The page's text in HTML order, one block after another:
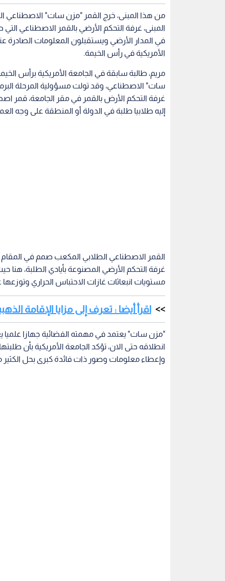
من هذا المبنى، خرج القمر "مزن سات" الاصطناعي
المبنى، غرفة التحكم الأرضي بالقمر الاصطناعي
في المدار الأرضي ويستقبلون المعلومات الصادرة
الأمريكية في رأس الخيمة.
مريم، طالبة سابقة في الجامعة الأمريكية برأس
سات" الاصطناعي، وقد تولت مسؤولية المرحلة
غرفة التحكم الأرض بالقمر في مقر الجامعة، قمر
إليه طلابيا طلبة في الدولة أو المنطقة على وجه
القمر الاصطناعي الطلابي المكعب صمم في المقام
غرفة التحكم الأرضي المصنوعة بأيادي الطلبة، هنا
مستويات انبعاثات غازات الاحتباس الحراري وتوزعها
اقرأ أيضا : تعرف إلى مزايا الإقامة
"مزن سات" يعتمد في مهمته الفضائية جهازا علميا
انطلاقه حتى الان، تؤكد الجامعة الأمريكية بأن
وإعطاء معلومات وصور ذات فائدة كبرى بحل